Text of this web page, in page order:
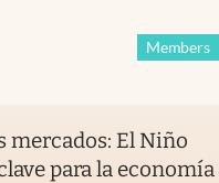
Members
mercados: El Niño
para la economía